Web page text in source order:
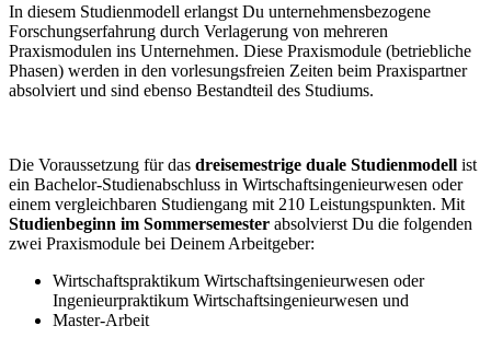
In diesem Studienmodell erlangst Du unternehmensbezogene
Forschungserfahrung durch Verlagerung von mehreren
Praxismodulen ins Unternehmen. Diese Praxismodule (betriebliche
Phasen) werden in den vorlesungsfreien Zeiten beim Praxispartner
absolviert und sind ebenso Bestandteil des Studiums.
Die Voraussetzung für das dreisemestrige duale Studienmodell ist
ein Bachelor-Studienabschluss in Wirtschaftsingenieurwesen oder
einem vergleichbaren Studiengang mit 210 Leistungspunkten. Mit
Studienbeginn im Sommersemester absolvierst Du die folgenden
zwei Praxismodule bei Deinem Arbeitgeber:
Wirtschaftspraktikum Wirtschaftsingenieurwesen oder
Ingenieurpraktikum Wirtschaftsingenieurwesen und
Master-Arbeit